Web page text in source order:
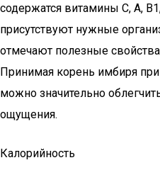
содержатся витамины C, A,
присутствуют нужные
отмечают полезные
Принимая корень имбиря
можно значительно
ощущения.
Калорийность